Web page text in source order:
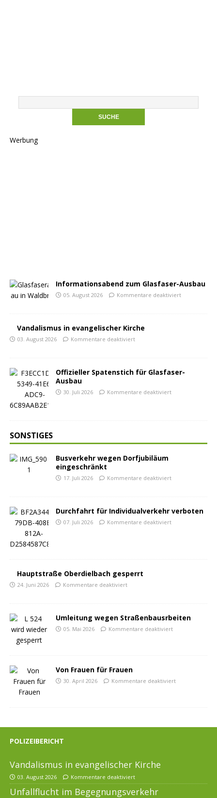
Werbung
Informationsabend zum Glasfaser-Ausbau
05. August 2026 Kommentare deaktiviert
Vandalismus in evangelischer Kirche
03. August 2026 Kommentare deaktiviert
Offizieller Spatenstich für Glasfaser-
Ausbau
30. Juli 2026 Kommentare deaktiviert
SONSTIGES
Busverkehr wegen Dorfjubiläum
eingeschränkt
17. Juli 2026 Kommentare deaktiviert
Durchfahrt für Individualverkehr verboten
07. Juli 2026 Kommentare deaktiviert
Hauptstraße Oberdielbach gesperrt
24. Juni 2026 Kommentare deaktiviert
Umleitung wegen Straßenbausrbeiten
05. Mai 2026 Kommentare deaktiviert
Von Frauen für Frauen
30. April 2026 Kommentare deaktiviert
POLIZEIBERICHT
Vandalismus in evangelischer Kirche
03. August 2026 Kommentare deaktiviert
Unfallflucht im Begegnungsverkehr